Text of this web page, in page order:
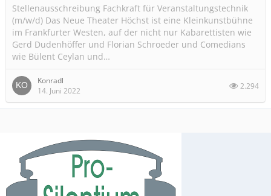
Stellenausschreibung Fachkraft für Veranstaltungstechnik
(m/w/d) Das Neue Theater Höchst ist eine Kleinkunstbühne
im Frankfurter Westen, auf der nicht nur Kabarettisten wie
Gerd Dudenhöffer und Florian Schroeder und Comedians
wie Bülent Ceylan und…
Konradl
14. Juni 2022
2.294